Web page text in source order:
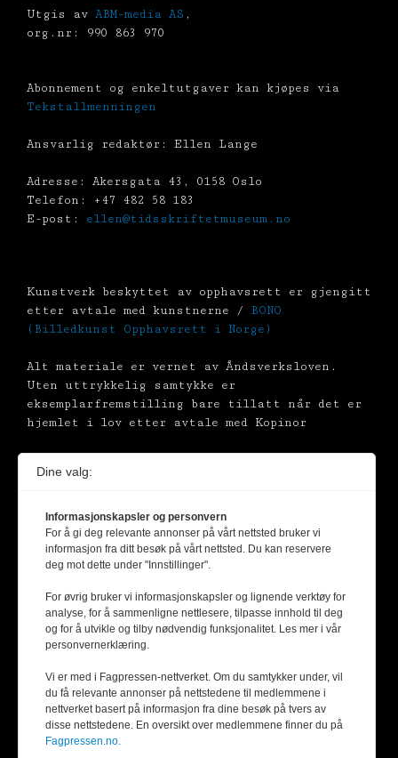
Utgis av ABM-media AS ,
org.nr: 990 863 970
Abonnement og enkeltutgaver kan kjøpes via
Tekstallmenningen
Ansvarlig redaktør: Ellen Lange
Adresse: Akersgata 43, 0158 Oslo
Telefon: +47 482 58 183
E-post: ellen@tidsskriftetmuseum.no
Kunstverk beskyttet av opphavsrett er gjengitt
etter avtale med kunstnerne / BONO
(Billedkunst Opphavsrett i Norge)
Alt materiale er vernet av Åndsverksloven.
Uten uttrykkelig samtykke er
eksemplarfremstilling bare tillatt når det er
hjemlet i lov etter avtale med Kopinor
Dine valg:
Informasjonskapsler og personvern
For å gi deg relevante annonser på vårt nettsted bruker vi
informasjon fra ditt besøk på vårt nettsted. Du kan reservere
deg mot dette under "Innstillinger".
For øvrig bruker vi informasjonskapsler og lignende verktøy for
analyse, for å sammenligne nettlesere, tilpasse innhold til deg
og for å utvikle og tilby nødvendig funksjonalitet. Les mer i vår
personvernerklæring.
Vi er med i Fagpressen-nettverket. Om du samtykker under, vil
du få relevante annonser på nettstedene til medlemmene i
nettverket basert på informasjon fra dine besøk på tvers av
disse nettstedene. En oversikt over medlemmene finner du på
Fagpressen.no.